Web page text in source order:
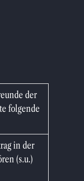
der
folgende
in der
(s.u.)